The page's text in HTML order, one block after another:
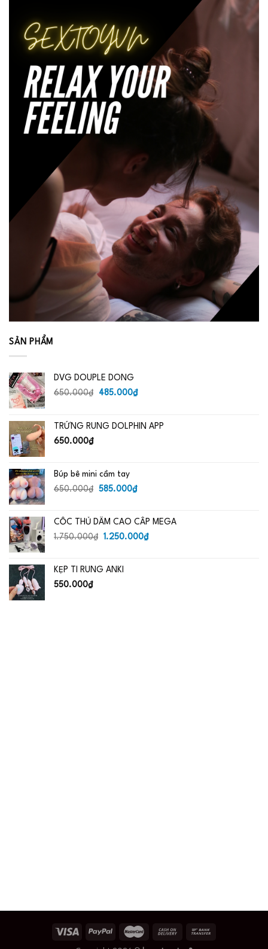
SẢN PHẨM
DVG DOUPLE DONG
650.000₫
Giá
650.000₫.
485.000₫Giá
là:
TRỨNG RUNG DOLPHIN APP
650.000₫
Búp bê mini cầm tay
650.000₫
Giá
650.000₫.
585.000₫Giá
là:
585.000₫.
CỐC THỦ DÂM CAO CẤP MEGA
1.750.000₫
Giá
1.750.000₫.
1.250.000₫Giá
KẸP TI RUNG ANKI
550.000₫